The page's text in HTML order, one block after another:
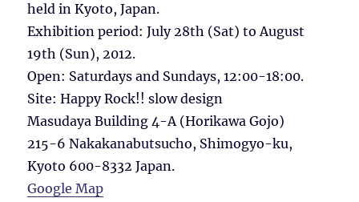
held in Kyoto, Japan.
Exhibition period: July 28th (Sat) to August
19th (Sun), 2012.
Open: Saturdays and Sundays, 12:00-18:00.
Site: Happy Rock!! slow design
Masudaya Building 4-A (Horikawa Gojo)
215-6 Nakakanabutsucho, Shimogyo-ku,
Kyoto 600-8332 Japan.
Google Map